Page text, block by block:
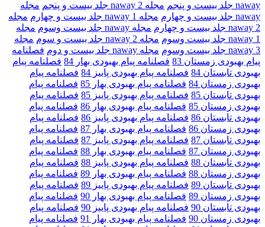
naway جلد بیست و پنجم
مجله 2 naway جلد بیست و پنجم
مجله
naway جلد بیست و چهارم
مجله naway 1 جلد بیست و چهارم
مجله
naway 2 جلد بیست و چهارم
مجله naway جلد بیست وسوم
مجله
naway 1 جلد بیست وسوم
مجله naway 2 جلد بیست و سوم
مجله
naway 3 جلد بیست وسوم
مجله naway جلد بیست و دوم
فصلنامه
پیام بهبودی زمستان 83
فصلنامه پیام بهبودی بهار 84
فصلنامه پیام
بهبودی تابستان 84
فصلنامه پیام بهبودی پاییز 84
فصلنامه پیام
بهبودی زمستان 84
فصلنامه پیام بهبودی بهار 85
فصلنامه پیام
بهبودی تابستان 85
فصلنامه پیام بهبودی پاییز 85
فصلنامه پیام
بهبودی زمستان 85
فصلنامه پیام بهبودی بهار 86
فصلنامه پیام
بهبودی تابستان 86
فصلنامه پیام بهبودی پاییز 86
فصلنامه پیام
بهبودی زمستان 86
فصلنامه پیام بهبودی بهار 87
فصلنامه پیام
بهبودی تابستان 87
فصلنامه پیام بهبودی پاییز 87
فصلنامه پیام
بهبودی زمستان 87
فصلنامه پیام بهبودی بهار 88
فصلنامه پیام
بهبودی تابستان 88
فصلنامه پیام بهبودی پاییز 88
فصلنامه پیام
بهبودی زمستان 88
فصلنامه پیام بهبودی بهار 89
فصلنامه پیام
بهبودی تابستان 89
فصلنامه پیام بهبودی پاییز 89
فصلنامه پیام
بهبودی زمستان 89
فصلنامه پیام بهبودی بهار 90
فصلنامه پیام
بهبودی تابستان 90
فصلنامه پیام بهبودی پاییز 90
فصلنامه پیام
بهبودی زمستان 90
فصلنامه پیام بهبودی بهار 91
فصلنامه پیام